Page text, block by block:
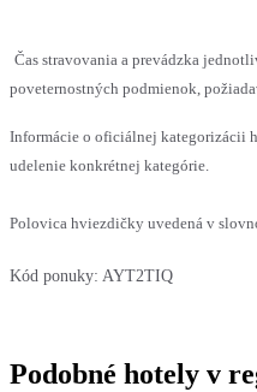
Čas stravovania a prevádzka
poveternostných podmienok,
Informácie o oficiálnej kategorizácii
udelenie konkrétnej kategórie.
Polovica hviezdičky uvedená v
Kód ponuky: AYT2TIQ
Podobné hotely v